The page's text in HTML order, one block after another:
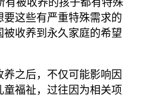
有被收养的孩子都有特殊
这些有严重特殊需求的
收养到永久家庭的希望
之后，不仅可能影响因
福祉，过往因为相关项